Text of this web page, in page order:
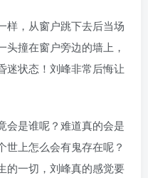
样，从窗户跳下去后当场
撞在窗户旁边的墙上，
迷状态！刘峰非常后悔让
会是谁呢？难道真的会是
世上怎么会有鬼存在呢？
的一切，刘峰真的感觉要